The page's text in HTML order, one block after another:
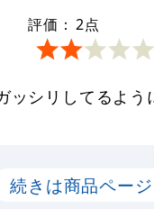
評価： 2点
シリしてるよう
続きは商品ペー